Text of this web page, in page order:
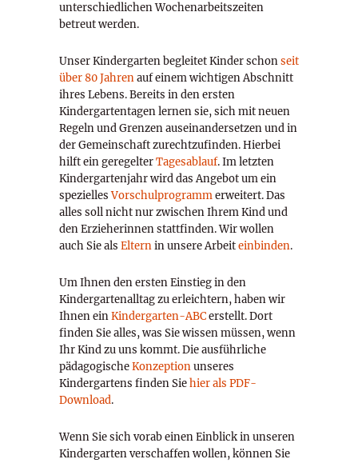
unterschiedlichen Wochenarbeitszeiten
betreut werden.
Unser Kindergarten begleitet Kinder schonseit
über 80 Jahrenauf einem wichtigen Abschnitt
ihres Lebens. Bereits in den ersten
Kindergartentagen lernen sie, sich mit neuen
Regeln und Grenzen auseinandersetzen und in
der Gemeinschaft zurechtzufinden. Hierbei
hilft ein geregelterTagesablauf. Im letzten
Kindergartenjahr wird das Angebot um ein
speziellesVorschulprogrammerweitert. Das
alles soll nicht nur zwischen Ihrem Kind und
den Erzieherinnen stattfinden. Wir wollen
auch Sie als Elternin unsere Arbeiteinbinden.
Um Ihnen den ersten Einstieg in den
Kindergartenalltag zu erleichtern, haben wir
Ihnen einKindergarten-ABCerstellt. Dort
finden Sie alles, was Sie wissen müssen, wenn
Ihr Kind zu uns kommt. Die ausführliche
pädagogischeKonzeptionunseres
Kindergartens finden Siehier als PDF-
Download.
Wenn Sie sich vorab einen Einblick in unseren
Kindergarten verschaffen wollen, können Sie